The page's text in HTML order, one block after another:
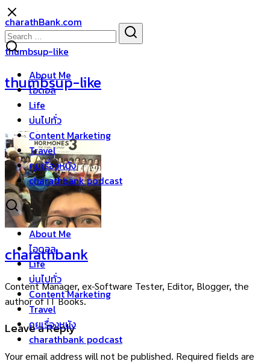
Skip
to
content
charathBank.com
About Me
ไอดอล
Life
บ่นไปทั่ว
Content Marketing
Travel
คุยเรื่องหนัง
charathbank podcast
About Me
ไอดอล
Life
บ่นไปทั่ว
Content Marketing
Travel
คุยเรื่องหนัง
charathbank podcast
Search
for:
thumbsup-like
thumbsup-like
charathbank
Content Manager, ex-Software Tester, Editor, Blogger, the
author of IT Books.
Leave a Reply
Your email address will not be published. Required fields are